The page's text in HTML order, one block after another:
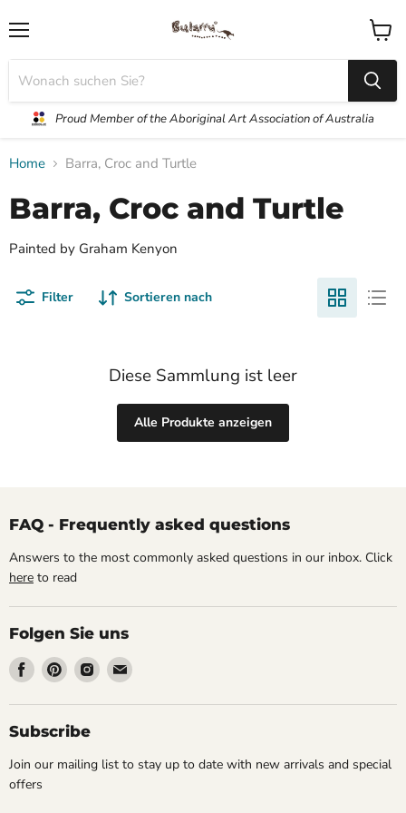
Proud Member of the Aboriginal Art Association of Australia
Home Barra, Croc and Turtle
Barra, Croc and Turtle
Painted by Graham Kenyon
Filter Sortieren nach
Diese Sammlung ist leer
Alle Produkte anzeigen
FAQ - Frequently asked questions
Answers to the most commonly asked questions in our inbox. Click
here to read
Folgen Sie uns
Finden
Sie
uns
auf
Finden
Sie
uns
auf
Finden
Sie
uns
Finden
uns
Subscribe
Join our mailing list to stay up to date with new arrivals and special
offers